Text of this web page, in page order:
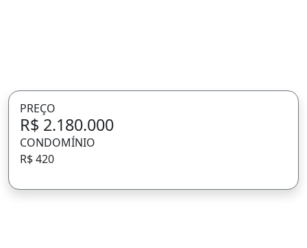
PREÇO
R$ 2.180.000
CONDOMÍNIO
R$ 420